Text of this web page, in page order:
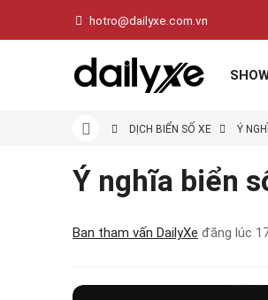
hotro@dailyxe.com.vn
DỊCH BIỂN SỐ XE Ý
Ý nghĩa biển
Ban tham vấn DailyXe đăng lúc